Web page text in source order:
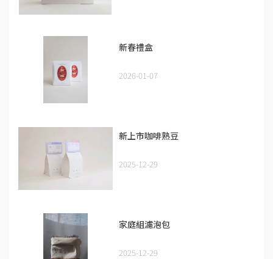
新春禮盒
2026-01-07
新上市咖啡熟豆
2025-12-29
家庭組濾泡包
2025-12-29